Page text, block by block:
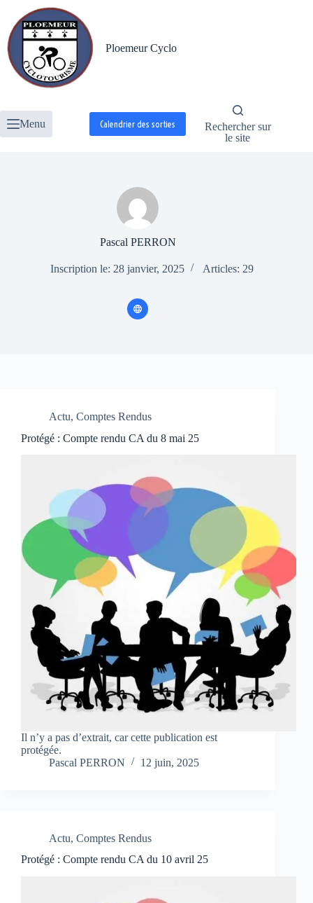
contenu
Ploemeur Cyclo
Menu Calendrier des sorties
Rechercher sur
le site
Pascal PERRON
Inscription le: 28 janvier, 2025 Articles: 29
Actu, Comptes Rendus
Protégé : Compte rendu CA du 8 mai 25
Il n’y a pas d’extrait, car cette publication est
protégée.
Pascal PERRON
12 juin, 2025
Actu, Comptes Rendus
Protégé : Compte rendu CA du 10 avril 25